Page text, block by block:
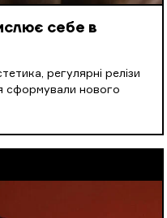
себе в
регулярні релізи
сформували нового